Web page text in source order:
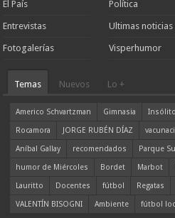
El País
Entrevistas
Fotogalerías
Política
Ultimas noticias
Visperhumor
Temas Nuevos Lo +
Americo Schvartzman Gimnasia
Rocamora
JORGE RUBÉN DÍAZ
Aníbal Gallay
recomendados Parque
humor de Miércoles
Bordet Marbot
Lauritto
Docentes fútbol Regatas
VALENTÍN BISOGNI
Ambiente fútbol